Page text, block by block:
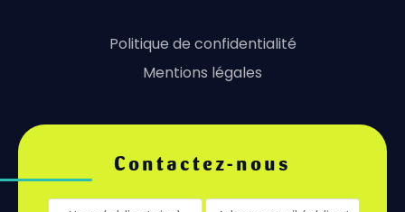
Politique de confidentialité
Mentions légales
Contactez-nous